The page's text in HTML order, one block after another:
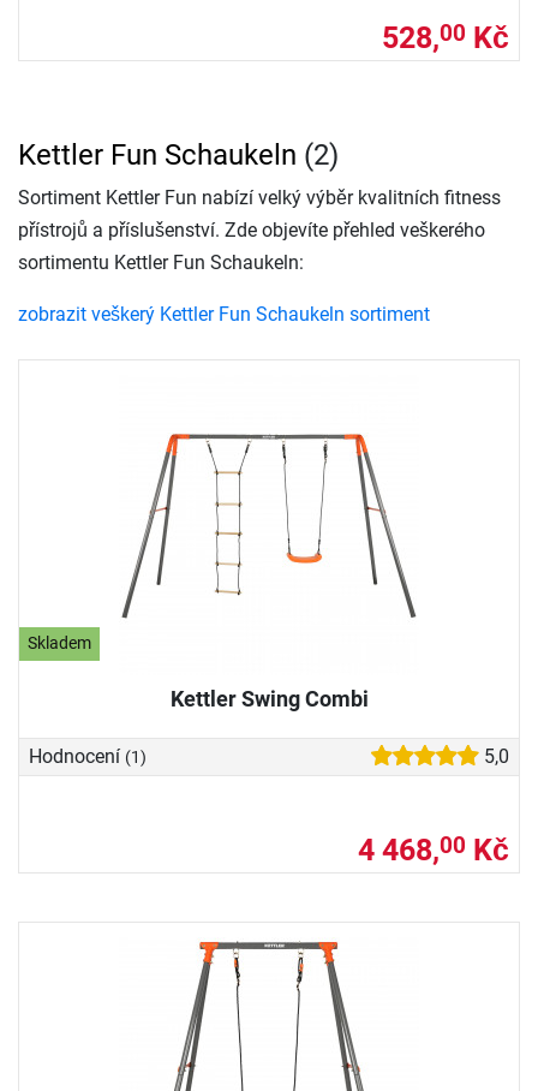
528,00 Kč
Skladem
Kettler Swing Combi
Hodnocení (1) 5,0
4 468,00 Kč
Kettler Fun Schaukeln (2)
Sortiment Kettler Fun nabízí velký výběr kvalitních fitness
přístrojů a příslušenství. Zde objevíte přehled veškerého
sortimentu Kettler Fun Schaukeln:
zobrazit veškerý Kettler Fun Schaukeln sortiment